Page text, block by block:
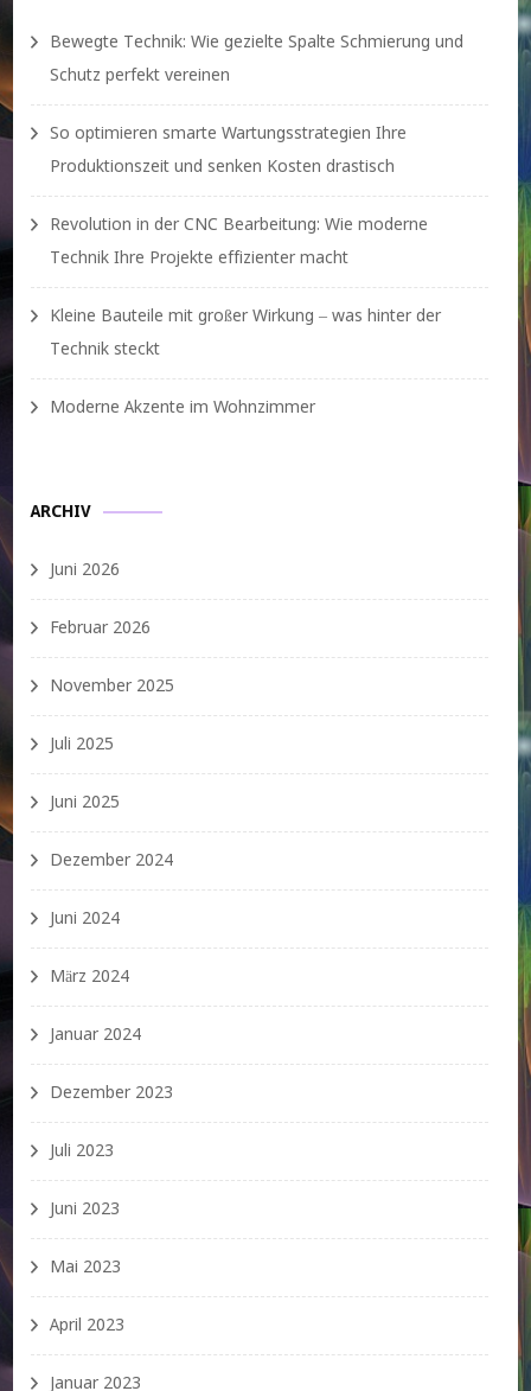
Bewegte Technik: Wie gezielte Spalte Schmierung und
Schutz perfekt vereinen
So optimieren smarte Wartungsstrategien Ihre
Produktionszeit und senken Kosten drastisch
Revolution in der CNC Bearbeitung: Wie moderne
Technik Ihre Projekte effizienter macht
Kleine Bauteile mit großer Wirkung – was hinter der
Technik steckt
Moderne Akzente im Wohnzimmer
ARCHIV
Juni 2026
Februar 2026
November 2025
Juli 2025
Juni 2025
Dezember 2024
Juni 2024
März 2024
Januar 2024
Dezember 2023
Juli 2023
Juni 2023
Mai 2023
April 2023
Januar 2023